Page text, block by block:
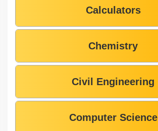
Calculators
Chemistry
Civil Engineering
Computer Science